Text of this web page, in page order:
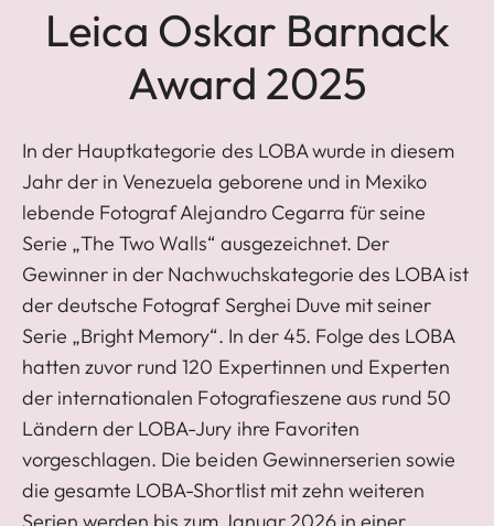
Leica Oskar Barnack
Award 2025
In der Hauptkategorie des LOBA wurde in diesem
Jahr der in Venezuela geborene und in Mexiko
lebende Fotograf Alejandro Cegarra für seine
Serie „The Two Walls“ ausgezeichnet. Der
Gewinner in der Nachwuchskategorie des LOBA ist
der deutsche Fotograf Serghei Duve mit seiner
Serie „Bright Memory“. In der 45. Folge des LOBA
hatten zuvor rund 120 Expertinnen und Experten
der internationalen Fotografieszene aus rund 50
Ländern der LOBA-Jury ihre Favoriten
vorgeschlagen. Die beiden Gewinnerserien sowie
die gesamte LOBA-Shortlist mit zehn weiteren
Serien werden bis zum Januar 2026 in einer